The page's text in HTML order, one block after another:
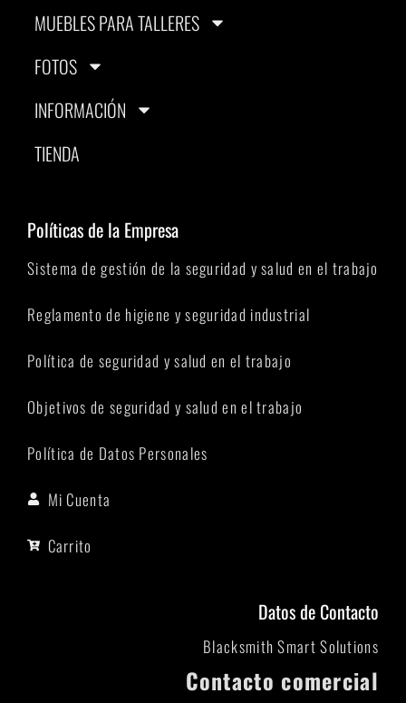
MUEBLES PARA TALLERES
FOTOS
INFORMACIÓN
TIENDA
Políticas de la Empresa
Sistema de gestión de la seguridad y salud en el trabajo
Reglamento de higiene y seguridad industrial
Política de seguridad y salud en el trabajo
Objetivos de seguridad y salud en el trabajo
Política de Datos Personales
Mi Cuenta
Carrito
Datos de Contacto
Blacksmith Smart Solutions
Contacto comercial